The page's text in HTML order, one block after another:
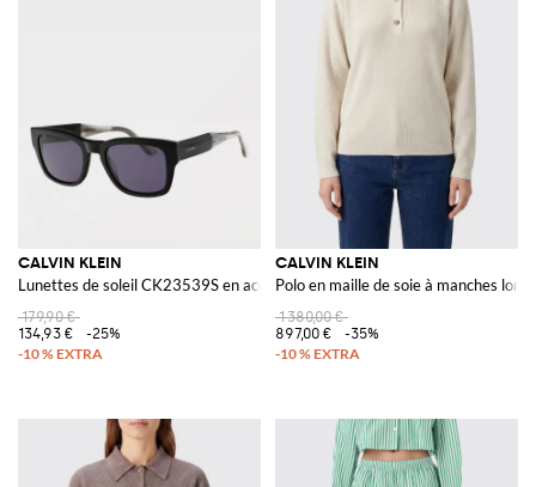
CALVIN KLEIN
Lunettes de soleil CK23539S en acétate
179,90 €
134,93 €
-25%
CALVIN KLEIN
Polo en maille de soie à manches
1 380,00 €
897,00 €
-35%